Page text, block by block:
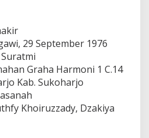
29 September 1976
Graha Harmoni 1 C.14
Kab. Sukoharjo
Khoiruzzady, Dzakiya